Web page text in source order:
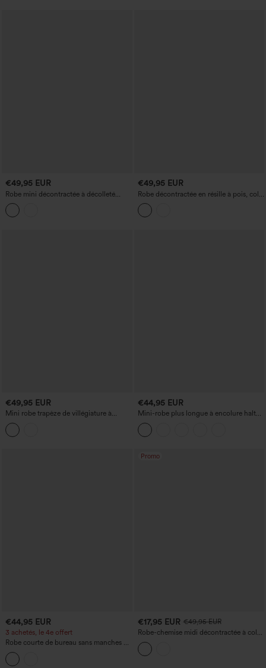
€49,95 EUR
Robe mini décontractée à décolleté
plongeant en V, col halter,
soutien‑gorge intégré, froncée, avec
poches
€49,95 EUR
Robe décontractée en résille à pois, col
montant, manches à volants, ceinturée
et dotée de poches.
€49,95 EUR
Mini robe trapèze de villégiature à
encolure en U, sans manches, à volants,
petit imprimé floral, avec soutien-gorge
intégré
€44,95 EUR
Mini-robe plus longue à encolure halter,
nouée dans le dos, avec soutien-gorge
intégré et poches.
€44,95 EUR
3 achetés, le 4e offert
Robe courte de bureau sans manches à
encolure bateau, plissée à rayures
Promo
€17,95 EUR €49,95 EUR
Robe-chemise midi décontractée à col
et manches courtes, imprimée à rayures,
avec poches